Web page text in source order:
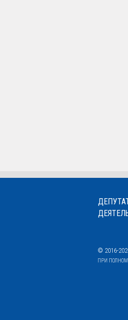
© 2016-
ПРИ ПОЛНОМ